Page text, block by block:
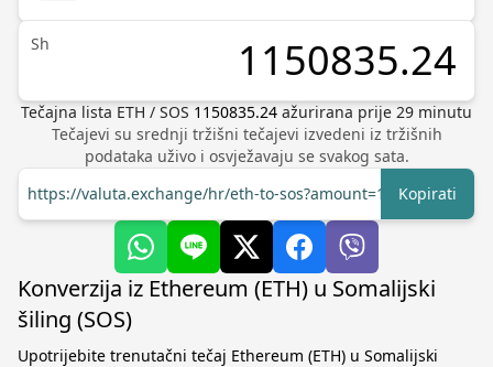
Sh
Tečajna lista ETH / SOS 1150835.24 ažurirana prije 29 minutu
Tečajevi su srednji tržišni tečajevi izvedeni iz tržišnih
podataka uživo i osvježavaju se svakog sata.
https://valuta.exchange/hr/eth-to-sos?amount=1
Kopirati
Konverzija iz Ethereum (ETH) u Somalijski
šiling (SOS)
Upotrijebite trenutačni tečaj Ethereum (ETH) u Somalijski